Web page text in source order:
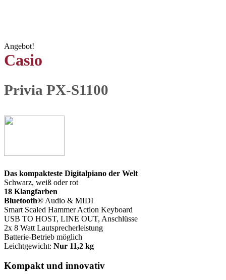
Angebot!
Casio
Privia PX-S1100
Das kompakteste Digitalpiano der Welt
Schwarz, weiß oder rot
18 Klangfarben
Bluetooth® Audio & MIDI
Smart Scaled Hammer Action Keyboard
USB TO HOST, LINE OUT, Anschlüsse
2x 8 Watt Lautsprecherleistung
Batterie-Betrieb möglich
Leichtgewicht: Nur 11,2 kg
Kompakt und innovativ